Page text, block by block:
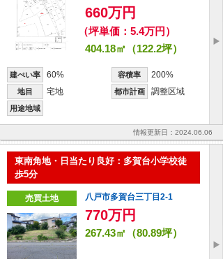
660万円
（坪単価：5.4万円）
404.18㎡（122.2坪）
建ぺい率 60% 容積率 200%
地目 宅地 都市計画 調整区域
用途地域
情報更新日：2024.06.06
東南角地・日当たり良好：多賀台小学校徒
歩5分
売買土地 八戸市多賀台三丁目2-1
770万円
267.43㎡（80.89坪）